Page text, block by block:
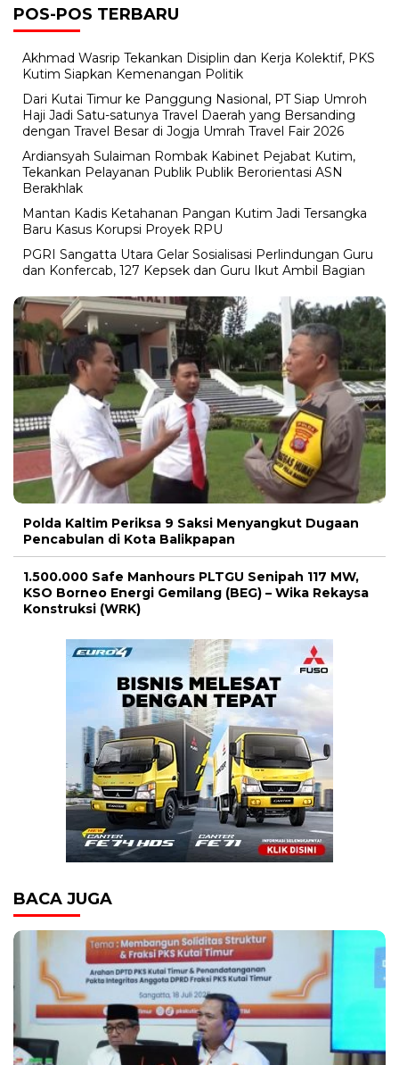
POS-POS TERBARU
Akhmad Wasrip Tekankan Disiplin dan Kerja Kolektif, PKS
Kutim Siapkan Kemenangan Politik
Dari Kutai Timur ke Panggung Nasional, PT Siap Umroh
Haji Jadi Satu-satunya Travel Daerah yang Bersanding
dengan Travel Besar di Jogja Umrah Travel Fair 2026
Ardiansyah Sulaiman Rombak Kabinet Pejabat Kutim,
Tekankan Pelayanan Publik Publik Berorientasi ASN
Berakhlak
Mantan Kadis Ketahanan Pangan Kutim Jadi Tersangka
Baru Kasus Korupsi Proyek RPU
PGRI Sangatta Utara Gelar Sosialisasi Perlindungan Guru
dan Konfercab, 127 Kepsek dan Guru Ikut Ambil Bagian
Polda Kaltim Periksa 9 Saksi Menyangkut Dugaan
Pencabulan di Kota Balikpapan
1.500.000 Safe Manhours PLTGU Senipah 117 MW,
KSO Borneo Energi Gemilang (BEG) – Wika Rekaysa
Konstruksi (WRK)
BACA JUGA